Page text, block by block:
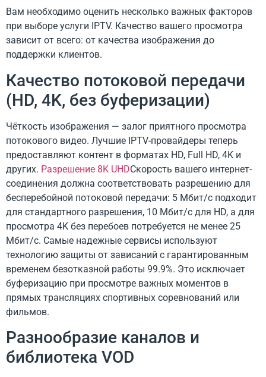
Вам необходимо оценить несколько важных факторов
при выборе услуги IPTV. Качество вашего просмотра
зависит от всего: от качества изображения до
поддержки клиентов.
Качество потоковой передачи
(HD, 4K, без буферизации)
Чёткость изображения — залог приятного просмотра
потокового видео. Лучшие IPTV-провайдеры теперь
предоставляют контент в форматах HD, Full HD, 4K и
других. Разрешение 8K UHDСкорость вашего интернет-
соединения должна соответствовать разрешению для
бесперебойной потоковой передачи: 5 Мбит/с подходит
для стандартного разрешения, 10 Мбит/с для HD, а для
просмотра 4K без перебоев потребуется не менее 25
Мбит/с. Самые надежные сервисы используют
технологию защиты от зависаний с гарантированным
временем безотказной работы 99.9%. Это исключает
буферизацию при просмотре важных моментов в
прямых трансляциях спортивных соревнований или
фильмов.
Разнообразие каналов и
библиотека VOD